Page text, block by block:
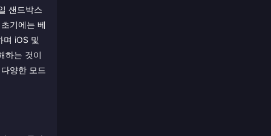
샌드박스
기에는 베
며 iOS 및
하는 것이
양한 모드